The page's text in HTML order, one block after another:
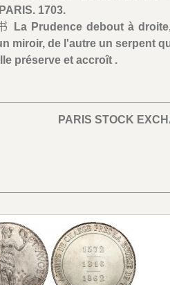
1703.
La Prudence debout à
miroir, de l'autre un serpent
préserve et accroît .
PARIS STOCK